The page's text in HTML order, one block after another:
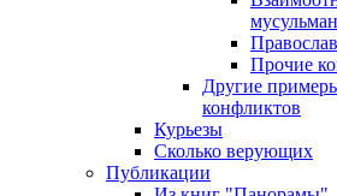
Прочие
Другие
конфликтов
Курьезы
Сколько верующих
Публикации